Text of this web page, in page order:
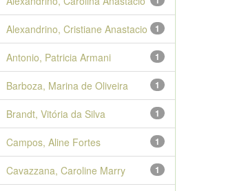
1
Alexandrino, Cristiane Anastacio
1
Antonio, Patricia Armani
1
Barboza, Marina de Oliveira
1
Brandt, Vitória da Silva
1
Campos, Aline Fortes
1
Cavazzana, Caroline Marry